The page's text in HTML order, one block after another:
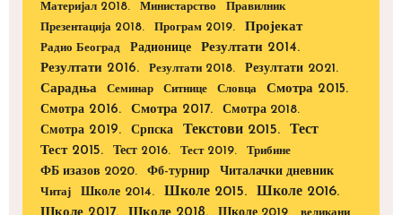
Материјал 2018. Министарство
Правилник
Презентација 2018.
Програм 2019. Пројекат
Радио Београд Радионице
Резултати 2014.
Резултати 2016.
Резултати 2018.
Резултати 2021.
Сарадња
Семинар Ситнице Словца
Смотра 2015.
Смотра 2016.
Смотра 2017. Смотра 2018.
Смотра 2019. Српска Текстови 2015. Тест
Тест 2015. Тест 2016. Тест 2019.
Трибине
ФБ изазов 2020.
Фб-турнир
Читалачки дневник
Читај
Школе 2014. Школе 2015. Школе 2016.